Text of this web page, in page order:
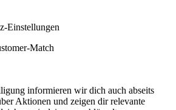
Einstellungen
Match
informieren wir dich auch abseits
Aktionen und zeigen dir relevante